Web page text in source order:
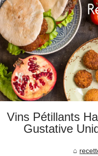
Vins Pétillants
Gustative